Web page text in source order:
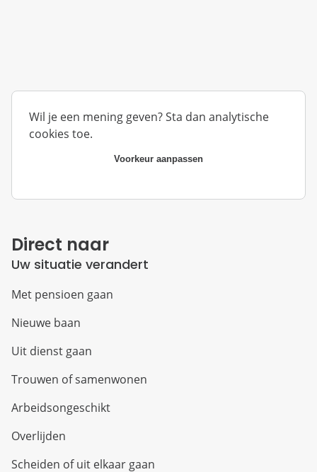
Wil je een mening geven? Sta dan analytische
cookies toe.
Voorkeur aanpassen
Direct naar
Uw situatie verandert
Met pensioen gaan
Nieuwe baan
Uit dienst gaan
Trouwen of samenwonen
Arbeidsongeschikt
Overlijden
Scheiden of uit elkaar gaan